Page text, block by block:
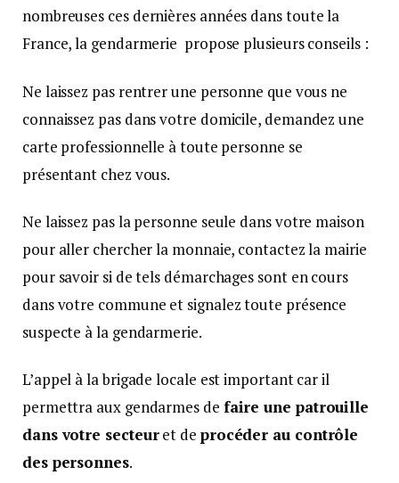
nombreuses ces dernières années dans toute la
France, la gendarmerie propose plusieurs conseils :
Ne laissez pas rentrer une personne que vous ne
connaissez pas dans votre domicile, demandez une
carte professionnelle à toute personne se
présentant chez vous.
Ne laissez pas la personne seule dans votre maison
pour aller chercher la monnaie, contactez la mairie
pour savoir si de tels démarchages sont en cours
dans votre commune et signalez toute présence
suspecte à la gendarmerie.
L’appel à la brigade locale est important car il
permettra aux gendarmes de faire une patrouille
dans votre secteuret de procéder au contrôle
des personnes.